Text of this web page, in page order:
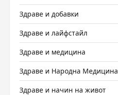
Здраве и добавки
Здраве и лайфстайл
Здраве и медицина
Здраве и Народна Медицина
Здраве и начин на живот